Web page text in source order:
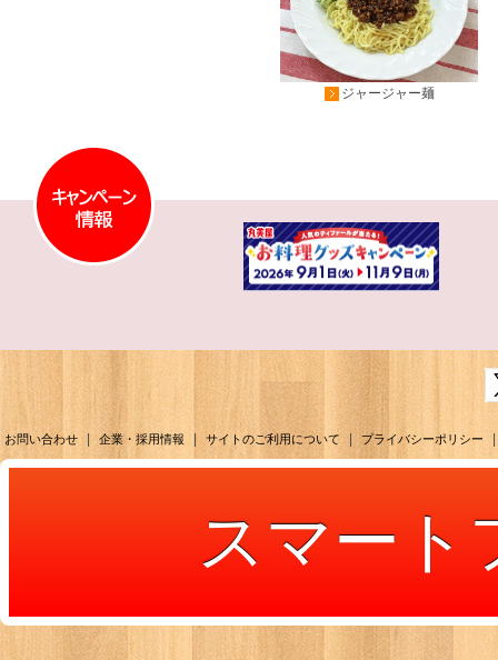
ジャージャー麺
お問い合わせ 企業・採用情報 サイトのご利用について プライバシーポリシー
スマート